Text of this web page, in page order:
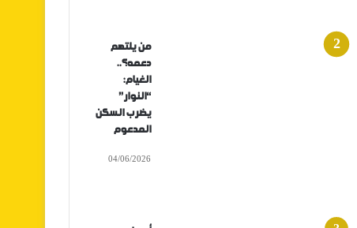
من يلتهم
دعمه؟..
الغيام:
“النوار”
يضرب السكن
المدعوم
04/06/2026